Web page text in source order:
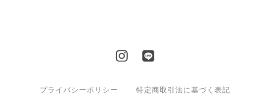
プライバシーポリシー 特定商取引法に基づく表記